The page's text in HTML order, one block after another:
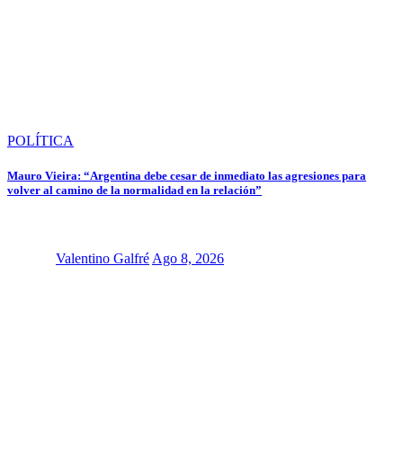
POLÍTICA
Mauro Vieira: “Argentina debe cesar de inmediato las agresiones para
volver al camino de la normalidad en la relación”
Valentino Galfré Ago 8, 2026